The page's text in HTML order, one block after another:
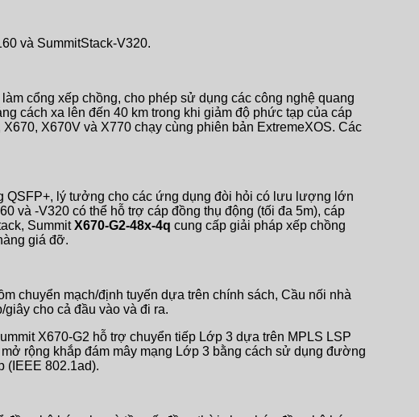
và SummitStack-V320.
cổng xếp chồng, cho phép sử dụng các công nghệ quang
cách xa lên đến 40 km trong khi giảm độ phức tạp của cáp
X670V và X770 chạy cùng phiên bản ExtremeXOS. Các
QSFP+, lý tưởng cho các ứng dụng đòi hỏi có lưu lượng lớn
và -V320 có thể hỗ trợ cáp đồng thụ động (tối đa 5m), cáp
SummitX670-G2-48x-4q cung cấp giải pháp xếp chồng
giá đỡ.
chuyển mạch/định tuyến dựa trên chính sách, Cầu nối nhà
cho cả đầu vào và đi ra.
X670-G2 hỗ trợ chuyển tiếp Lớp 3 dựa trên MPLS LSP
rộng khắp đám mây mạng Lớp 3 bằng cách sử dụng đường
(IEEE 802.1ad).